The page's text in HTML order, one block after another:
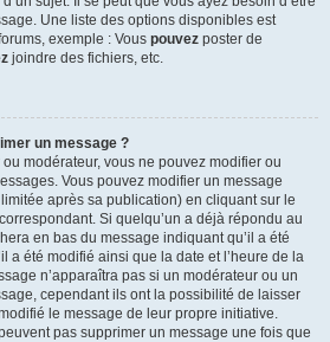
Une liste des options disponibles est
exemple : Vous pouvez poster de
joindre des fichiers, etc.
un message ?
modérateur, vous ne pouvez modifier ou
Vous pouvez modifier un message
après sa publication) en cliquant sur le
Si quelqu’un a déjà répondu au
en bas du message indiquant qu’il a été
a été modifié ainsi que la date et l’heure de la
n’apparaîtra pas si un modérateur ou un
cependant ils ont la possibilité de laisser
le message de leur propre initiative.
pas supprimer un message une fois que